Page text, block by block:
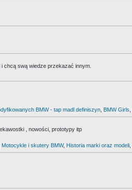
chcą swą wiedze przekazać innym.
BMW - tap madl definiszyn BMW Girls
, nowości, prototypy itp
Motocykle i skutery BMW, Historia marki oraz modeli